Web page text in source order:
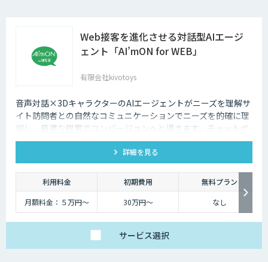
Web接客を進化させる対話型AIエージ
ェント「AI’mON for WEB」
有限会社kivotoys
音声対話×3DキャラクターのAIエージェントがニーズを理解サ
イト訪問者との自然なコミュニケーションでニーズを的確に理
解し、最適な提案でコンバージョンへと導きます。チャットボ
ットを超えた最強のデジタル営業、デジタル広報担当です。
詳細を見る
利用料金 初期費用
無料プラン
月額料金：５万円〜
30万円〜 なし
サービス選択